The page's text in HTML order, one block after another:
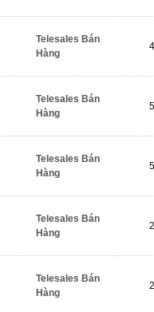
Telesales Bán
Hàng
Telesales Bán
Hàng
Telesales Bán
Hàng
Telesales Bán
Hàng
Telesales Bán
Hàng